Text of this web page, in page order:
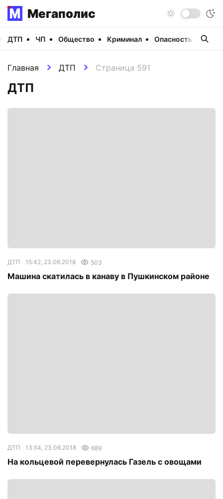
Мегаполис
ДТП ЧП Общество Криминал Опасность
Главная ДТП Страница 591
ДТП
ДТП 15:42, 23.06.2018 503
Машина скатилась в канаву в Пушкинском районе
ДТП 13:54, 23.06.2018 689
На кольцевой перевернулась Газель с овощами